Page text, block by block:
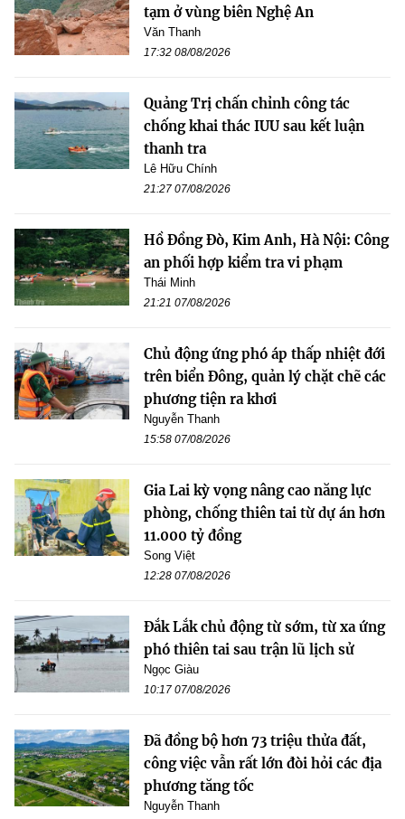
tạm ở vùng biên Nghệ An
Văn Thanh
17:32 08/08/2026
Quảng Trị chấn chỉnh công tác
chống khai thác IUU sau kết luận
thanh tra
Lê Hữu Chính
21:27 07/08/2026
Hồ Đồng Đò, Kim Anh, Hà Nội: Công
an phối hợp kiểm tra vi phạm
Thái Minh
21:21 07/08/2026
Chủ động ứng phó áp thấp nhiệt đới
trên biển Đông, quản lý chặt chẽ các
phương tiện ra khơi
Nguyễn Thanh
15:58 07/08/2026
Gia Lai kỳ vọng nâng cao năng lực
phòng, chống thiên tai từ dự án hơn
11.000 tỷ đồng
Song Việt
12:28 07/08/2026
Đắk Lắk chủ động từ sớm, từ xa ứng
phó thiên tai sau trận lũ lịch sử
Ngọc Giàu
10:17 07/08/2026
Đã đồng bộ hơn 73 triệu thửa đất,
công việc vẫn rất lớn đòi hỏi các địa
phương tăng tốc
Nguyễn Thanh